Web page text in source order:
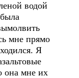
водой
мне прямо
Я
она мне их